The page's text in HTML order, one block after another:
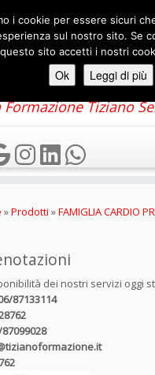
Tiziano
»Prodotti »FAMIGLIA CARDIO
dei nostri servizi oggi
87133114
i cookie per essere sicuri
sul nostro sito. Se
questo sito accetti i nostri
Ok Leggi di più